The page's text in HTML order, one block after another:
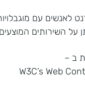
לאנשים עם
על השירותים
ב –
W3C’s Web